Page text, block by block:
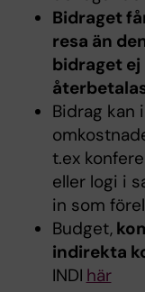
Bidraget
resa än
bidraget
Bidrag kan
t.ex
eller logi i
in som
Budget,
indirekta
INDI här